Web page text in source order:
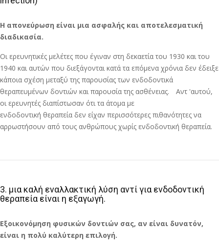
Η απονεύρωση είναι μια ασφαλής και αποτελεσματική
διαδικασία.
Οι ερευνητικές μελέτες που έγιναν στη δεκαετία του 1930 και του
1940 και αυτών που διεξάγονται κατά τα επόμενα χρόνια δεν έδειξε
κάποια σχέση μεταξύ της παρουσίας των ενδοδοντικά
θεραπευμένων δοντιών και παρουσία της ασθένειας. Αντ 'αυτού,
οι ερευνητές διαπίστωσαν ότι τα άτομα με
ενδοδοντική θεραπεία δεν είχαν περισσότερες πιθανότητες να
αρρωστήσουν από τους ανθρώπους χωρίς ενδοδοντική θεραπεία.
3. μια καλή εναλλακτική λύση αντί για ενδοδοντική
θεραπεία είναι η εξαγωγή.
Εξοικονόμηση φυσικών δοντιών σας, αν είναι δυνατόν,
είναι η πολύ καλύτερη επιλογή.